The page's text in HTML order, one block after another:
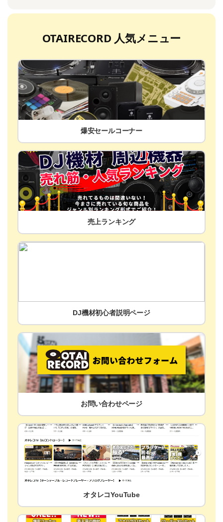
OTAIRECORD 人気メニュー
爆安セールコーナー
売上ランキング
DJ機材初心者説明ページ
お問い合わせページ
オタレコYouTube